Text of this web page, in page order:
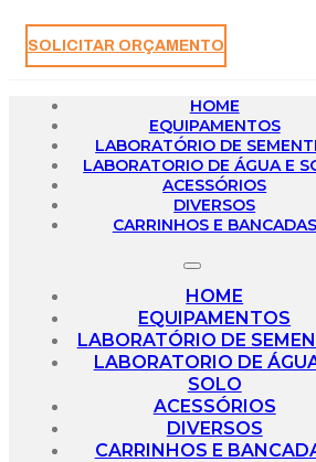
SOLICITAR ORÇAMENTO
HOME
EQUIPAMENTOS
LABORATÓRIO DE
LABORATORIO DE ÁGUA E
ACESSÓRIOS
DIVERSOS
CARRINHOS E BANCADAS
HOME
EQUIPAMENTOS
LABORATÓRIO DE
LABORATORIO DE
SOLO
ACESSÓRIOS
DIVERSOS
CARRINHOS E